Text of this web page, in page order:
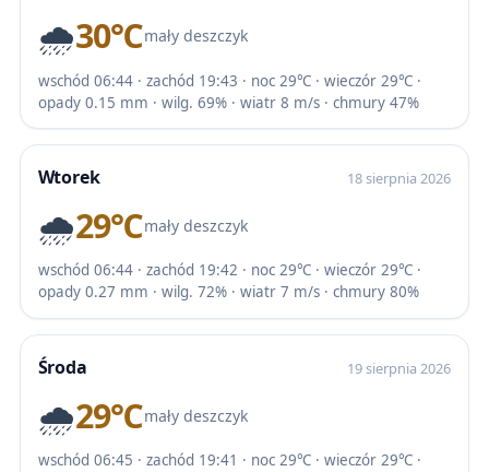
🌧️30℃mały deszczyk
wschód 06:44 · zachód 19:43 · noc 29℃ · wieczór 29℃ ·
opady 0.15 mm · wilg. 69% · wiatr 8 m/s · chmury 47%
Wtorek 18 sierpnia 2026
🌧️29℃mały deszczyk
wschód 06:44 · zachód 19:42 · noc 29℃ · wieczór 29℃ ·
opady 0.27 mm · wilg. 72% · wiatr 7 m/s · chmury 80%
Środa 19 sierpnia 2026
🌧️29℃mały deszczyk
wschód 06:45 · zachód 19:41 · noc 29℃ · wieczór 29℃ ·